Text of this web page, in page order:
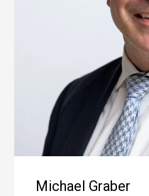
Michael Graber